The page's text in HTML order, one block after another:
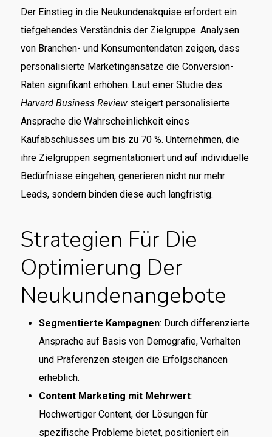
Der Einstieg in die Neukundenakquise erfordert ein
tiefgehendes Verständnis der Zielgruppe. Analysen
von Branchen- und Konsumentendaten zeigen, dass
personalisierte Marketingansätze die Conversion-
Raten signifikant erhöhen. Laut einer Studie des
Harvard Business Reviewsteigert personalisierte
Ansprache die Wahrscheinlichkeit eines
Kaufabschlusses um bis zu 70 %. Unternehmen, die
ihre Zielgruppen segmentationiert und auf individuelle
Bedürfnisse eingehen, generieren nicht nur mehr
Leads, sondern binden diese auch langfristig.
Strategien Für Die
Optimierung Der
Neukundenangebote
Segmentierte Kampagnen: Durch differenzierte
Ansprache auf Basis von Demografie, Verhalten
und Präferenzen steigen die Erfolgschancen
erheblich.
Content Marketing mit Mehrwert:
Hochwertiger Content, der Lösungen für
spezifische Probleme bietet, positioniert ein